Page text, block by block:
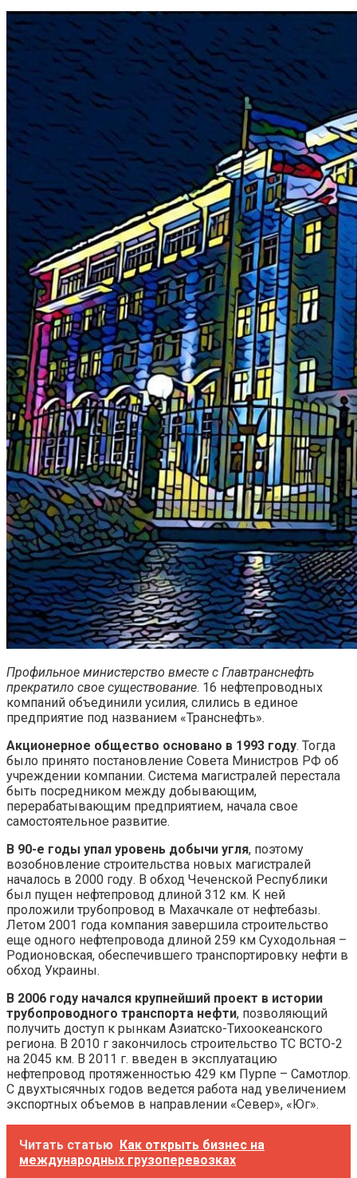
Профильное министерство вместе с Главтранснефть
прекратило свое существование. 16 нефтепроводных
компаний объединили усилия, слились в единое
предприятие под названием «Транснефть».
Акционерное общество основано в 1993 году. Тогда
было принято постановление Совета Министров РФ об
учреждении компании. Система магистралей перестала
быть посредником между добывающим,
перерабатывающим предприятием, начала свое
самостоятельное развитие.
В 90-е годы упал уровень добычи угля, поэтому
возобновление строительства новых магистралей
началось в 2000 году. В обход Чеченской Республики
был пущен нефтепровод длиной 312 км. К ней
проложили трубопровод в Махачкале от нефтебазы.
Летом 2001 года компания завершила строительство
еще одного нефтепровода длиной 259 км Суходольная –
Родионовская, обеспечившего транспортировку нефти в
обход Украины.
В 2006 году начался крупнейший проект в истории
трубопроводного транспорта нефти, позволяющий
получить доступ к рынкам Азиатско-Тихоокеанского
региона. В 2010 г закончилось строительство ТС ВСТО-2
на 2045 км. В 2011 г. введен в эксплуатацию
нефтепровод протяженностью 429 км Пурпе – Самотлор.
С двухтысячных годов ведется работа над увеличением
экспортных объемов в направлении «Север», «Юг».
Читать статью Как открыть бизнес на
международных грузоперевозках